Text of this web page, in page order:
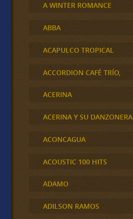
A WINTER ROMANCE
ABBA
ACAPULCO TROPICAL
ACCORDION CAFÉ TRÍO,
ACERINA
ACERINA Y SU DANZONERA
ACONCAGUA
ACOUSTIC 100 HITS
ADAMO
ADILSON RAMOS